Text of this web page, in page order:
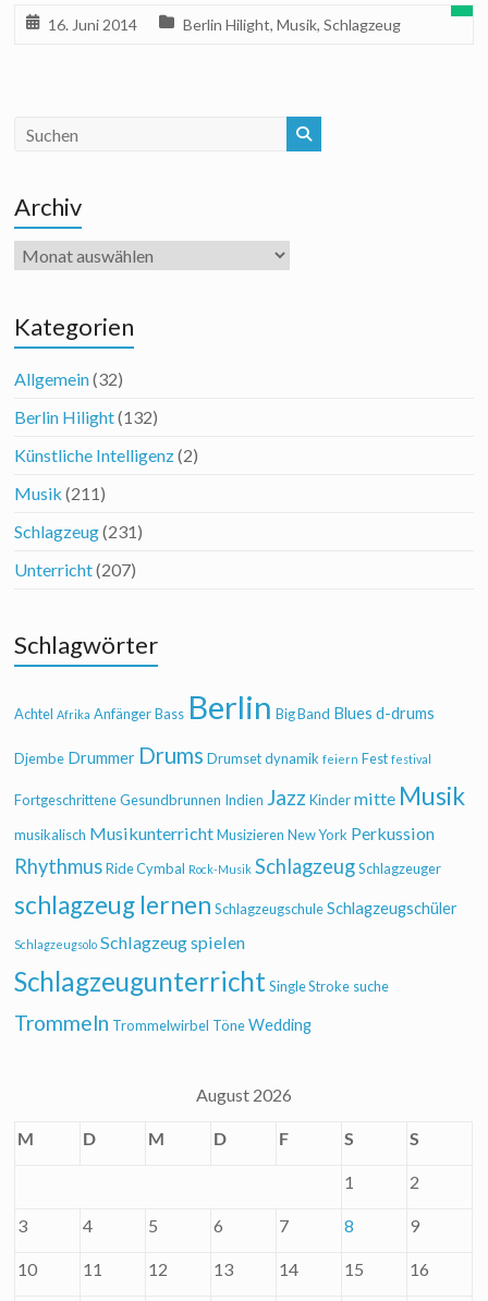
16. Juni 2014 Berlin Hilight,Musik,Schlagzeug
Archiv
Archiv
Kategorien
Allgemein(32)
Berlin Hilight(132)
Künstliche Intelligenz(2)
Musik (211)
Schlagzeug(231)
Unterricht(207)
Schlagwörter
Achtel Afrika Anfänger Bass Berlin Big Band Blues d-drums
Djembe Drummer Drums Drumset dynamik feiern Fest festival
Fortgeschrittene Gesundbrunnen Indien Jazz Kinder mitte Musik
musikalisch Musikunterricht Musizieren New York Perkussion
Rhythmus Ride Cymbal Rock-Musik Schlagzeug Schlagzeuger
schlagzeug lernen Schlagzeugschule Schlagzeugschüler
Schlagzeugsolo Schlagzeug spielen
Schlagzeugunterricht Single Stroke suche
Trommeln Trommelwirbel Töne Wedding
August 2026
M D M D F S S
1 2
3 4 5 6 7 8 9
10 11 12 13 14 15 16